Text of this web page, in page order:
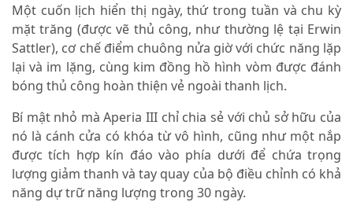
Một cuốn lịch hiển thị ngày, thứ trong tuần và chu kỳ
mặt trăng (được vẽ thủ công, như thường lệ tại Erwin
Sattler), cơ chế điểm chuông nửa giờ với chức năng lặp
lại và im lặng, cùng kim đồng hồ hình vòm được đánh
bóng thủ công hoàn thiện vẻ ngoài thanh lịch.
Bí mật nhỏ mà Aperia III chỉ chia sẻ với chủ sở hữu của
nó là cánh cửa có khóa từ vô hình, cũng như một nắp
được tích hợp kín đáo vào phía dưới để chứa trọng
lượng giảm thanh và tay quay của bộ điều chỉnh có khả
năng dự trữ năng lượng trong 30 ngày.